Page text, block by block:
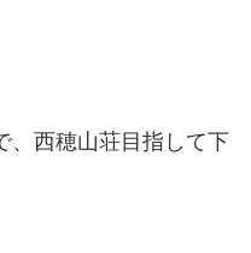
、西穂山荘目指して下